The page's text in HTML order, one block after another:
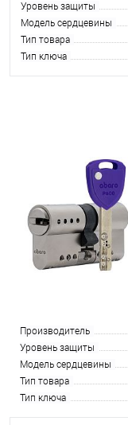
Уровень защиты
Модель сердцевины
Тип товара
Тип ключа
Производитель
Уровень защиты
Модель сердцевины
Тип товара
Тип ключа